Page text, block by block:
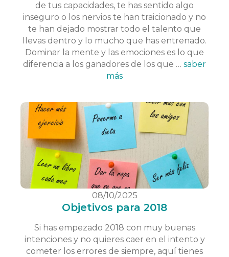
de tus capacidades, te has sentido algo
inseguro o los nervios te han traicionado y no
te han dejado mostrar todo el talento que
llevas dentro y lo mucho que has entrenado.
Dominar la mente y las emociones es lo que
diferencia a los ganadores de los que … saber
más
08/10/2025
Objetivos para 2018
Si has empezado 2018 con muy buenas
intenciones y no quieres caer en el intento y
cometer los errores de siempre, aquí tienes